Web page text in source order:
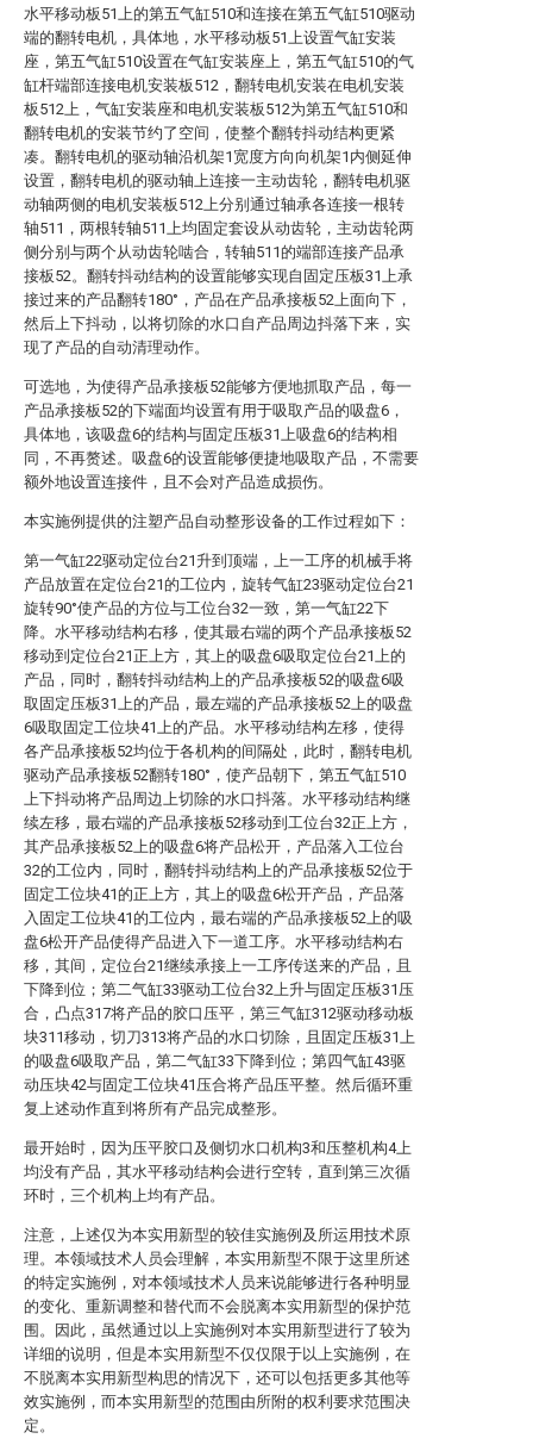
水平移动板51上的第五气缸510和连接在第五气缸510驱动
端的翻转电机，具体地，水平移动板51上设置气缸安装
座，第五气缸510设置在气缸安装座上，第五气缸510的气
缸杆端部连接电机安装板512，翻转电机安装在电机安装
板512上，气缸安装座和电机安装板512为第五气缸510和
翻转电机的安装节约了空间，使整个翻转抖动结构更紧
凑。翻转电机的驱动轴沿机架1宽度方向向机架1内侧延伸
设置，翻转电机的驱动轴上连接一主动齿轮，翻转电机驱
动轴两侧的电机安装板512上分别通过轴承各连接一根转
轴511，两根转轴511上均固定套设从动齿轮，主动齿轮两
侧分别与两个从动齿轮啮合，转轴511的端部连接产品承
接板52。翻转抖动结构的设置能够实现自固定压板31上承
接过来的产品翻转180°，产品在产品承接板52上面向下，
然后上下抖动，以将切除的水口自产品周边抖落下来，实
现了产品的自动清理动作。
可选地，为使得产品承接板52能够方便地抓取产品，每一
产品承接板52的下端面均设置有用于吸取产品的吸盘6，
具体地，该吸盘6的结构与固定压板31上吸盘6的结构相
同，不再赘述。吸盘6的设置能够便捷地吸取产品，不需要
额外地设置连接件，且不会对产品造成损伤。
本实施例提供的注塑产品自动整形设备的工作过程如下：
第一气缸22驱动定位台21升到顶端，上一工序的机械手将
产品放置在定位台21的工位内，旋转气缸23驱动定位台21
旋转90°使产品的方位与工位台32一致，第一气缸22下
降。水平移动结构右移，使其最右端的两个产品承接板52
移动到定位台21正上方，其上的吸盘6吸取定位台21上的
产品，同时，翻转抖动结构上的产品承接板52的吸盘6吸
取固定压板31上的产品，最左端的产品承接板52上的吸盘
6吸取固定工位块41上的产品。水平移动结构左移，使得
各产品承接板52均位于各机构的间隔处，此时，翻转电机
驱动产品承接板52翻转180°，使产品朝下，第五气缸510
上下抖动将产品周边上切除的水口抖落。水平移动结构继
续左移，最右端的产品承接板52移动到工位台32正上方，
其产品承接板52上的吸盘6将产品松开，产品落入工位台
32的工位内，同时，翻转抖动结构上的产品承接板52位于
固定工位块41的正上方，其上的吸盘6松开产品，产品落
入固定工位块41的工位内，最右端的产品承接板52上的吸
盘6松开产品使得产品进入下一道工序。水平移动结构右
移，其间，定位台21继续承接上一工序传送来的产品，且
下降到位；第二气缸33驱动工位台32上升与固定压板31压
合，凸点317将产品的胶口压平，第三气缸312驱动移动板
块311移动，切刀313将产品的水口切除，且固定压板31上
的吸盘6吸取产品，第二气缸33下降到位；第四气缸43驱
动压块42与固定工位块41压合将产品压平整。然后循环重
复上述动作直到将所有产品完成整形。
最开始时，因为压平胶口及侧切水口机构3和压整机构4上
均没有产品，其水平移动结构会进行空转，直到第三次循
环时，三个机构上均有产品。
注意，上述仅为本实用新型的较佳实施例及所运用技术原
理。本领域技术人员会理解，本实用新型不限于这里所述
的特定实施例，对本领域技术人员来说能够进行各种明显
的变化、重新调整和替代而不会脱离本实用新型的保护范
围。因此，虽然通过以上实施例对本实用新型进行了较为
详细的说明，但是本实用新型不仅仅限于以上实施例，在
不脱离本实用新型构思的情况下，还可以包括更多其他等
效实施例，而本实用新型的范围由所附的权利要求范围决
定。